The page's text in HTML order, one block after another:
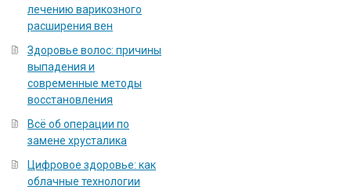
лечению варикозного
расширения вен
Здоровье волос: причины
выпадения и
современные методы
восстановления
Всё об операции по
замене хрусталика
Цифровое здоровье: как
облачные технологии